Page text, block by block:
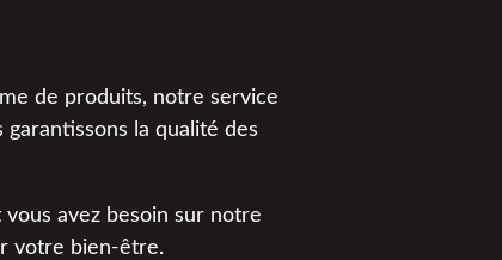
de produits, notre service
la qualité des
avez besoin sur notre
votre bien-être.